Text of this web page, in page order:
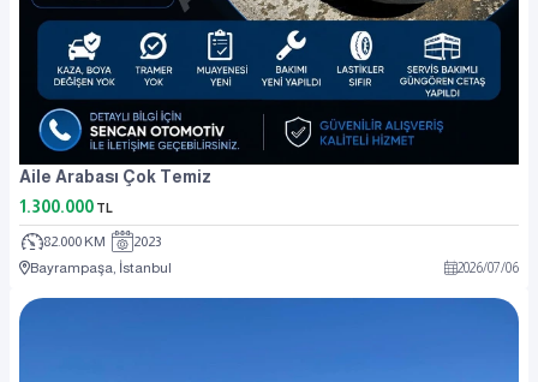
Aile Arabası Çok Temiz
1.300.000 TL
82.000 KM
2023
Bayrampaşa, İstanbul
2026/07/06